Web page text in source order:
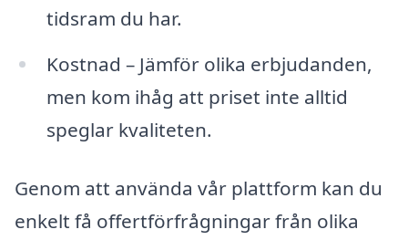
tidsram du har.
Kostnad – Jämför olika erbjudanden,
men kom ihåg att priset inte alltid
speglar kvaliteten.
Genom att använda vår plattform kan du
enkelt få offertförfrågningar från olika